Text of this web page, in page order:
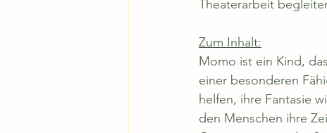
Theaterarbeit
Zum Inhalt:
Momo ist ein Kind,
einer besonderen
helfen, ihre Fantasie
den Menschen ihre